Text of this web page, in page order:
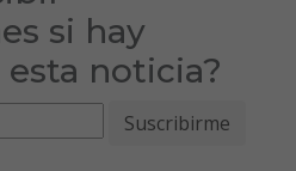
si hay
noticia?